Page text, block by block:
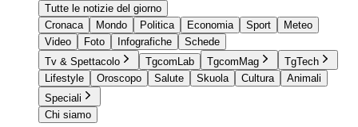
Tutte le notizie del giorno
Cronaca
Mondo Politica Economia Sport
Meteo
Video
Foto Infografiche
Schede
Tv & Spettacolo
TgcomLab TgcomMag
TgTech
Lifestyle
Oroscopo Salute Skuola Cultura
Animali
Speciali
Chi siamo